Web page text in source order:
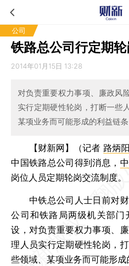
公司
铁路总公司行定期
2014年01月15日 13:28
对负责重要权力事项、廉政风
实行定期硬性轮岗，打断一些
某项业务而可能形成的利益链条
【财新网】（记者 路炳阳
中国铁路总公司得到消息，
岗位人员定期轮岗交流制度。
中铁总公司人士日前对财
公司和铁路局两级机关部门
设，对负责重要权力事项、
理人员实行定期硬性轮岗，
些领域、某项业务而可能形成